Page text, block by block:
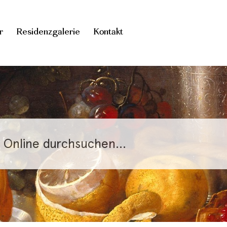
Residenzgalerie Kontakt